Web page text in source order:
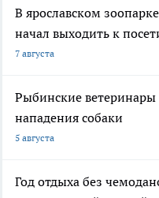
В ярославском
начал выходить к
7 августа
Рыбинские
нападения собаки
5 августа
Год отдыха без